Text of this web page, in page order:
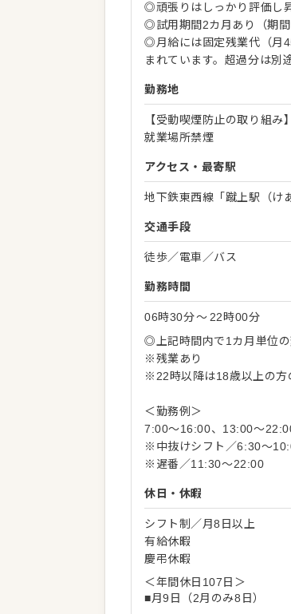
◎頑張りはしっかり評価し
◎試用期間2カ月あり（期間
◎月給には固定残業代（月
まれています。超過分は別
勤務地
【受動喫煙防止の取り組み】
就業場所禁煙
アクセス・最寄駅
地下鉄東西線「蹴上駅（け
交通手段
徒歩／電車／バス
勤務時間
06時30分〜 22時00分
◎上記時間内で1カ月単位の
※残業あり
※22時以降は18歳以上の方
＜勤務例＞
7:00～16:00、13:00～
※中抜けシフト／6:30～
※遅番／11:30～22:00
休日・休暇
シフト制／月8日以上
有給休暇
慶弔休暇
＜年間休日107日＞
■月9日（2月のみ8日）